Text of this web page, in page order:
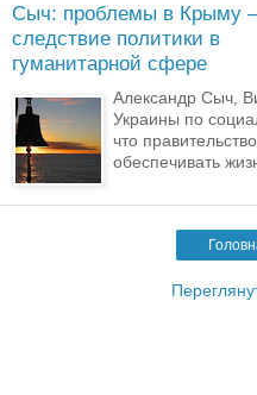
Сыч: проблемы в Крыму
следствие политики в
гуманитарной сфере
Александр Сыч,
Украины по
что
обеспечивать